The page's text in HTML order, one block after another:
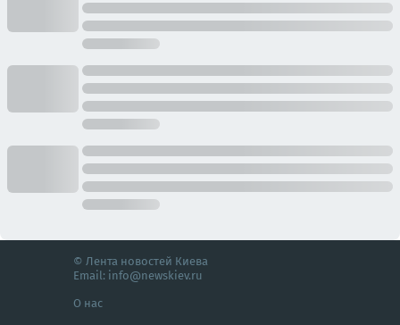
© Лента новостей Киева
Email: info@newskiev.ru
О нас